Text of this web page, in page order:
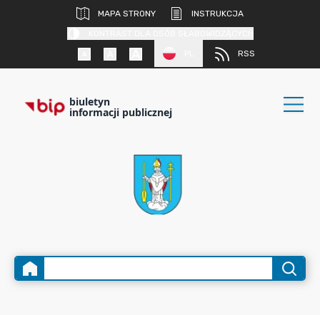
MAPA STRONY
INSTRUKCJA
RSS
biuletyn
informacji publicznej